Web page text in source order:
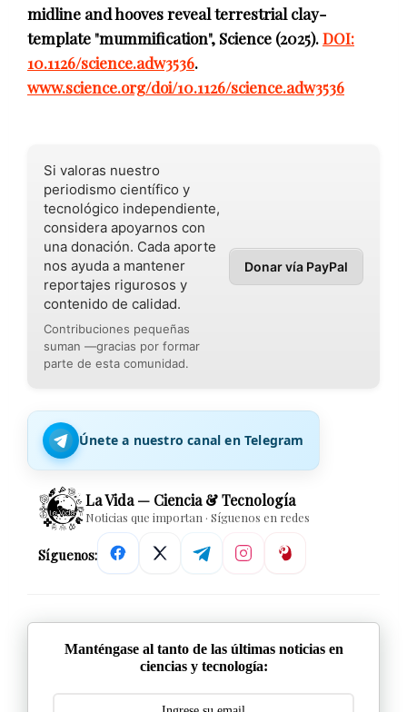
midline and hooves reveal terrestrial clay-
template "mummification", Science (2025).DOI:
10.1126/science.adw3536.
www.science.org/doi/10.1126/science.adw3536
Si valoras nuestro
periodismo científico y
tecnológico independiente,
considera apoyarnos con
una donación. Cada aporte
nos ayuda a mantener
reportajes rigurosos y
contenido de calidad.
Contribuciones pequeñas
suman —gracias por formar
parte de esta comunidad.
Donar vía PayPal
Únete a nuestro canal en Telegram
La Vida — Ciencia & Tecnología
Noticias que importan · Síguenos en redes
Síguenos:
Manténgase al tanto de las últimas noticias en
ciencias y tecnología: